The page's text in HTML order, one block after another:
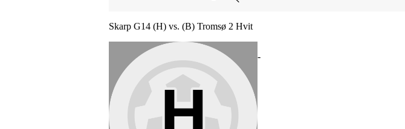
Skarp G14 (H) vs. (B) Tromsø 2 Hvit
-